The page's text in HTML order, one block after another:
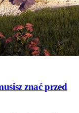
znać przed